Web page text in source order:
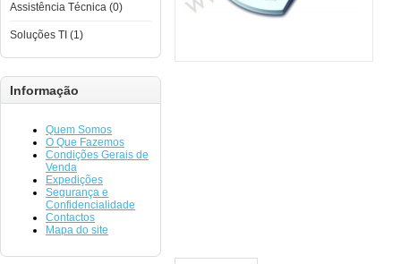
Assistência Técnica (0)
Soluções TI (1)
Informação
Quem Somos
O Que Fazemos
Condições Gerais de
Venda
Expedições
Segurança e
Confidencialidade
Contactos
Mapa do site